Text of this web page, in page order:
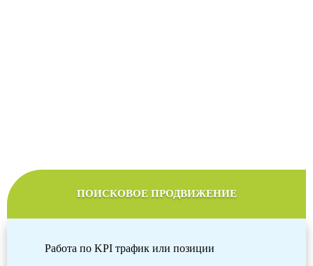
ПОИСКОВОЕ ПРОДВИЖЕНИЕ
Работа по KPI трафик или позиции